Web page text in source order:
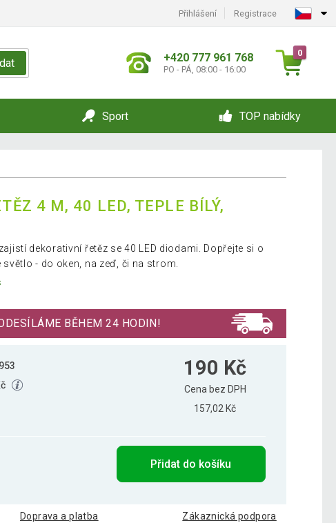
Přihlášení Registrace
+420 777 961 768
PO - PÁ, 08:00 - 16:00
0
Sport TOP nabídky
4 M, 40 LED, TEPLE BÍLÝ,
dekorativní řetěz se 40 LED diodami. Dopřejte si o
- do oken, na zeď, či na strom.
BĚHEM 24 HODIN!
190 Kč
Cena bez DPH
157,02 Kč
Přidat do košíku
Doprava a platba Zákaznická podpora